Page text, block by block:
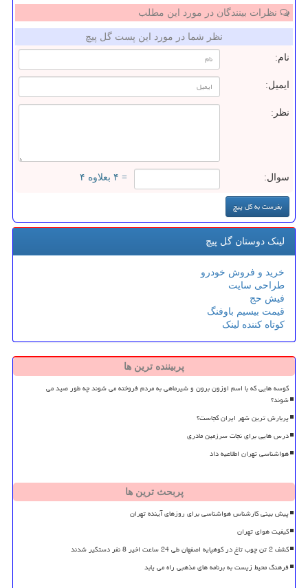
نظرات بینندگان در مورد این مطلب
نظر شما در مورد این پست گل پیچ
نام:
ایمیل:
نظر:
سوال: = ۴ بعلاوه ۴
لینک دوستان گل پیچ
خرید و فروش خودرو
طراحی سایت
فیش حج
قیمت بیسیم باوفنگ
کوتاه کننده لینک
پربیننده ترین ها
کوسه هایی که با اسم اوزون برون و شیرماهی به مردم فروخته می شوند چه طور صید می
شوند؟
پربارش ترین شهر ایران کجاست؟
درس هایی برای نجات سرزمین مادری
هواشناسی تهران اطلاعیه داد
پربحث ترین ها
پیش بینی کارشناس هواشناسی برای روزهای آینده تهران
کیفیت هوای تهران
کشف 2 تن چوب تاغ در کوهپایه اصفهان طی 24 ساعت اخیر 8 نفر دستگیر شدند
فرهنگ محیط زیست به برنامه های مذهبی راه می یابد